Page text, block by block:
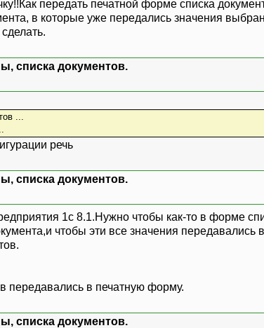
передать печатной форме списка
в которые уже передались значения
списка документов.
...
речь
списка документов.
1с 8.1.Нужно чтобы как-то в форме
чтобы эти все значения
передавались в печатную форму.
списка документов.